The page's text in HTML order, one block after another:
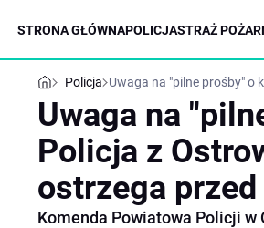
STRONA GŁÓWNAPOLICJASTRAŻ
Policja Uwaga na "pilne prośby" o
Uwaga na
Policja z
ostrzega
Komenda Powiatowa Policji